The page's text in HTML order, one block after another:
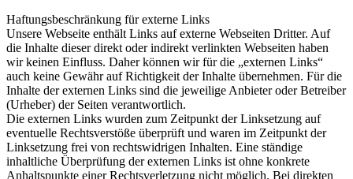
Haftungsbeschränkung für externe Links
Unsere Webseite enthält Links auf externe Webseiten Dritter. Auf
die Inhalte dieser direkt oder indirekt verlinkten Webseiten haben
wir keinen Einfluss. Daher können wir für die „externen Links“
auch keine Gewähr auf Richtigkeit der Inhalte übernehmen. Für die
Inhalte der externen Links sind die jeweilige Anbieter oder Betreiber
(Urheber) der Seiten verantwortlich.
Die externen Links wurden zum Zeitpunkt der Linksetzung auf
eventuelle Rechtsverstöße überprüft und waren im Zeitpunkt der
Linksetzung frei von rechtswidrigen Inhalten. Eine ständige
inhaltliche Überprüfung der externen Links ist ohne konkrete
Anhaltspunkte einer Rechtsverletzung nicht möglich. Bei direkten